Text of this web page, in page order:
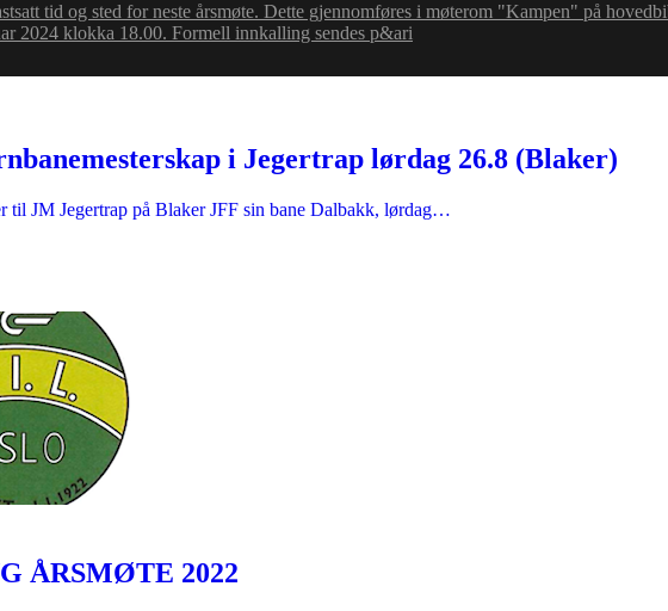
tid og sted for neste årsmøte. Dette gjennomføres i møterom "Kampen" på
2024 klokka 18.00. Formell innkalling sendes p&ari
i Jegertrap lørdag 26.8 (Blaker)
til JM Jegertrap på Blaker JFF sin bane Dalbakk, lørdag…
ÅRSMØTE 2022